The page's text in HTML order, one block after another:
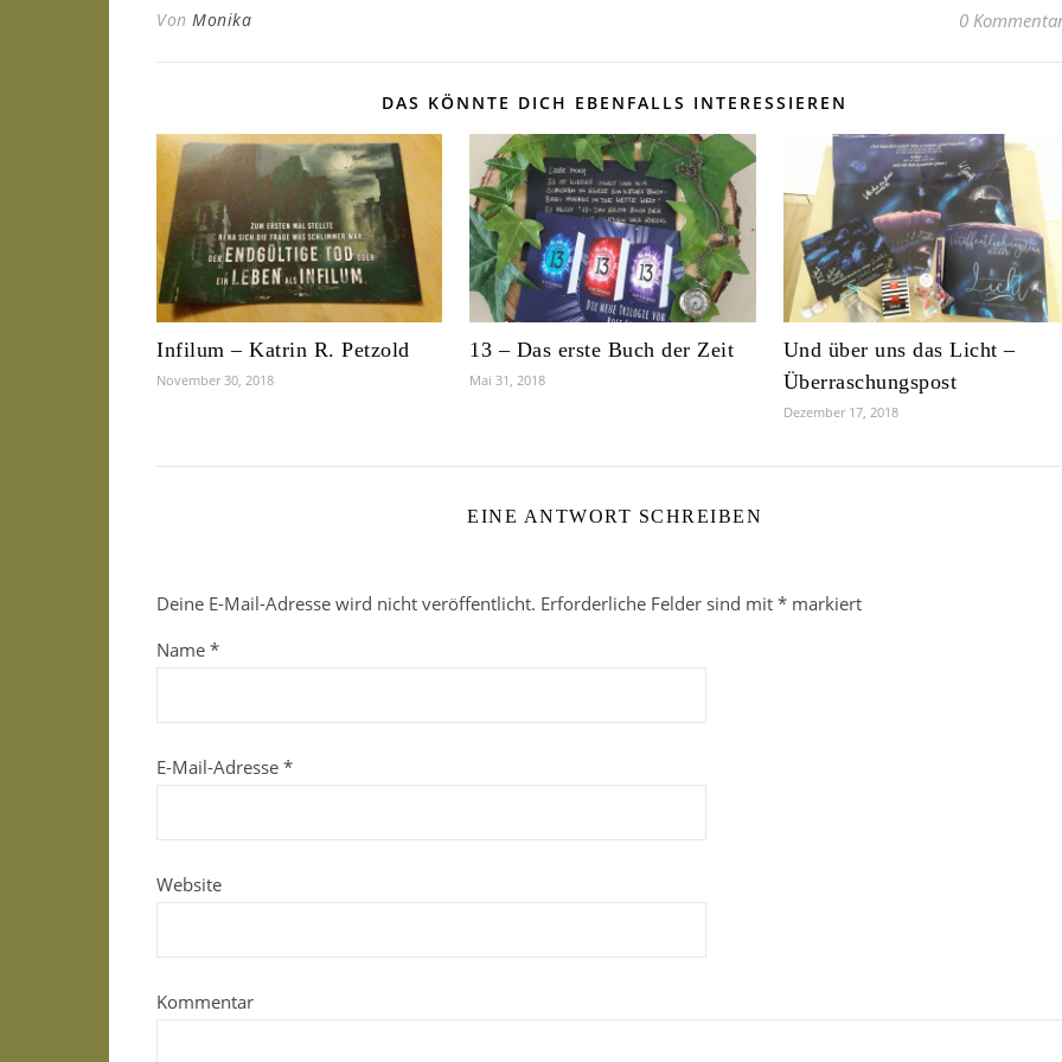
Von Monika 0
DAS KÖNNTE DICH EBENFALLS INTERESSIEREN
Infilum – Katrin R. Petzold
November 30, 2018
13 – Das erste Buch der Zeit
Mai 31, 2018
Und über uns das Licht –
Überraschungspost
Dezember 17, 2018
EINE ANTWORT SCHREIBEN
Deine E-Mail-Adresse wird nicht veröffentlicht. Erforderliche Felder sind mit * markiert
Name *
E-Mail-Adresse *
Website
Kommentar